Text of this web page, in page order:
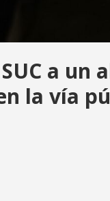
a
la vía